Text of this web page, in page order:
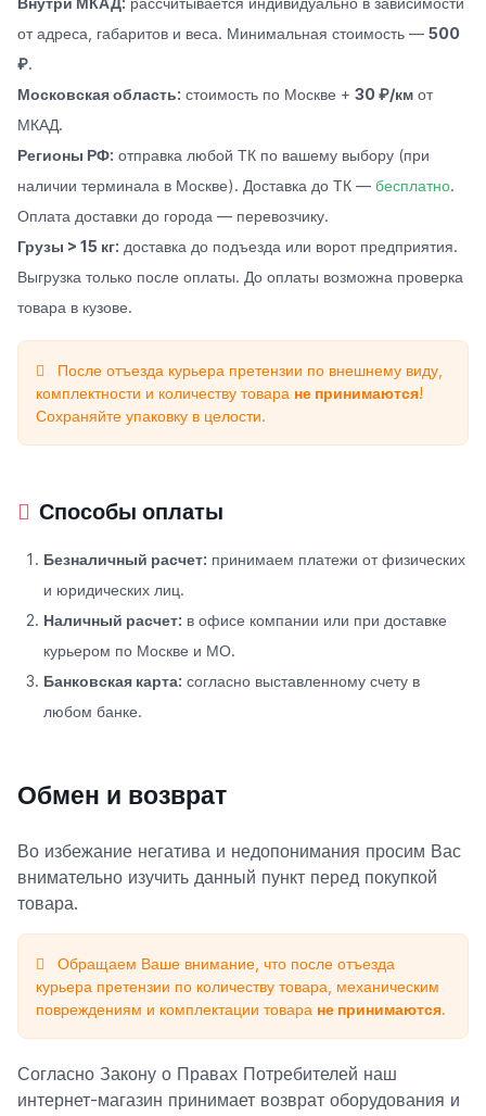
от адреса, габаритов и веса. Минимальная стоимость — 500
₽.
Московская область: стоимость по Москве + 30 ₽/км от
МКАД.
Регионы РФ: отправка любой ТК по вашему выбору (при
наличии терминала в Москве). Доставка до ТК — бесплатно.
Оплата доставки до города — перевозчику.
Грузы > 15 кг: доставка до подъезда или ворот предприятия.
Выгрузка только после оплаты. До оплаты возможна проверка
товара в кузове.
После отъезда курьера претензии по внешнему виду,
комплектности и количеству товара не принимаются!
Сохраняйте упаковку в целости.
Способы оплаты
Безналичный расчет: принимаем платежи от физических
и юридических лиц.
Наличный расчет: в офисе компании или при доставке
курьером по Москве и МО.
Банковская карта: согласно выставленному счету в
любом банке.
Обмен и возврат
Во избежание негатива и недопонимания просим Вас
внимательно изучить данный пункт перед покупкой
товара.
Обращаем Ваше внимание, что после отъезда
курьера претензии по количеству товара, механическим
повреждениям и комплектации товара не принимаются.
Согласно Закону о Правах Потребителей наш
интернет-магазин принимает возврат оборудования и